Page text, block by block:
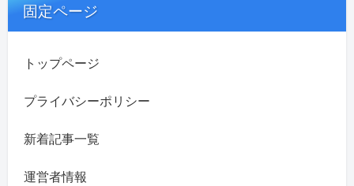
固定ページ
トップページ
プライバシーポリシー
新着記事一覧
運営者情報